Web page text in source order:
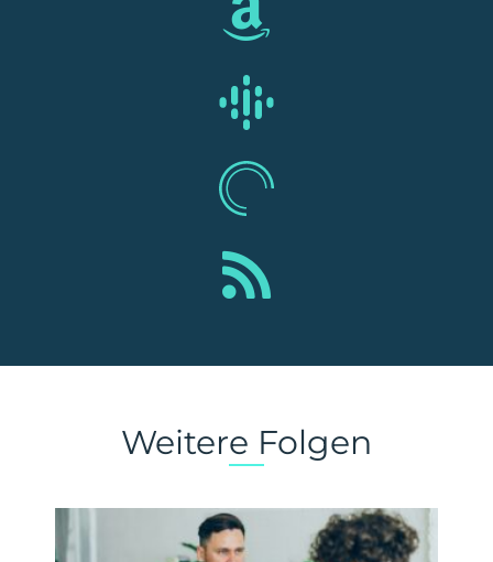
Weitere Folgen